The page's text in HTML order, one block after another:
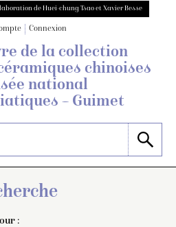
de Huei-chung Tsao et Xavier Besse
Connexion
de la collection
chinoises
national
– Guimet
: